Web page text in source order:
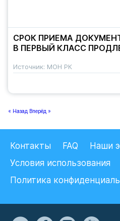
СРОК ПРИЕМА
В ПЕРВЫЙ КЛАСС
Источник: МОН РК
« Назад Вперёд »
Контакты FAQ
Наши
Условия использования
Политика